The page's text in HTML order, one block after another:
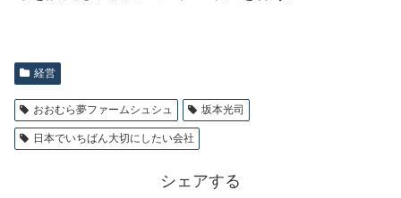
経営
おおむら夢ファームシュシュ 坂本光司
日本でいちばん大切にしたい会社
シェアする